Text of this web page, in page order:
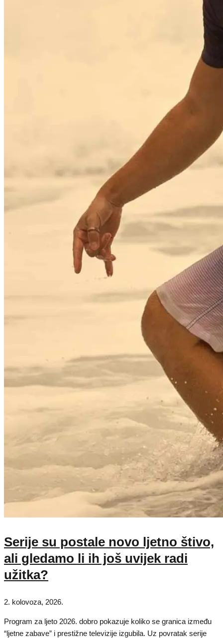
Serije su postale novo ljetno štivo,
ali gledamo li ih još uvijek radi
užitka?
2. kolovoza, 2026.
Program za ljeto 2026. dobro pokazuje koliko se granica između
“ljetne zabave” i prestižne televizije izgubila. Uz povratak serije